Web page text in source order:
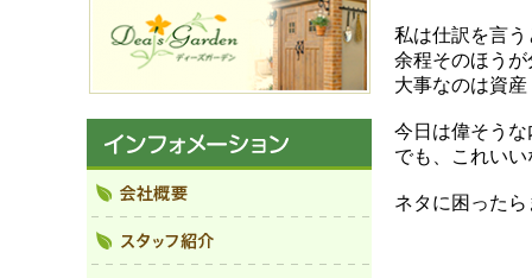
私は仕訳を言う
余程そのほうが
大事なのは資産
今日は偉そうな
でも、これいい
ネタに困ったら